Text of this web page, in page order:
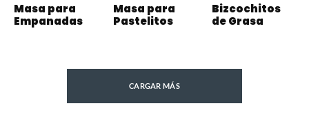
Masa para
Empanadas
Masa para
Pastelitos
Bizcochitos
de Grasa
CARGAR MÁS